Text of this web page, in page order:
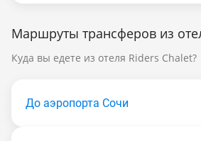
Маршруты трансферов из
Куда вы едете из отеля Riders Chalet?
До аэропорта Сочи